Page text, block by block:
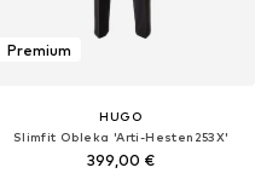
Premium
HUGO
Slimfit Obleka 'Arti-Hesten253X'
399,00 €